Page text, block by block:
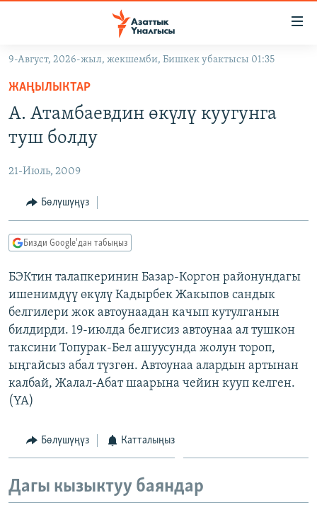
Навигацияга
өтүңүз
Издөөгө
салыңыз
КЫРГЫЗСТАН
КЫРГЫЗСТАН
ЭКОНОМИКА
МАДАНИЯТ
ДҮЙНӨ
БОРБОР АЗИЯ
УКРАИНА
АТАЙЫН ИЛИКТӨӨ
ТВ ПРОГРАММАЛАР
ЭКСПЕРТТЕР ТАЛДАЙТ
БИЗ ЖАНА ДҮЙНӨ
ЭЖЕ-СИҢДИЛЕР
ЫҢГАЙСЫЗ СУРООЛОР
ӨЗГӨЧӨ ПИКИР
Русский
ОНЛАЙН ШЕРИНЕ
9-Август, 2026-жыл, жекшемби, Бишкек убактысы 01:35
ЖАҢЫЛЫКТАР
А. Атамбаевдин өкүлү куугунга
туш болду
21-Июль, 2009
Бөлүшүңүз
Бизди Google'дан табыңыз
БЭКтин талапкеринин Базар-Коргон районундагы
ишенимдүү өкүлү Кадырбек Жакыпов сандык
белгилери жок автоунаадан качып кутулганын
билдирди. 19-июлда белгисиз автоунаа ал тушкон
таксини Топурак-Бел ашуусунда жолун тороп,
ыңгайсыз абал түзгөн. Автоунаа алардын артынан
калбай, Жалал-Абат шаарына чейин кууп келген.
(YA)
Бөлүшүңүз Катталыңыз
Дагы кызыктуу баяндар